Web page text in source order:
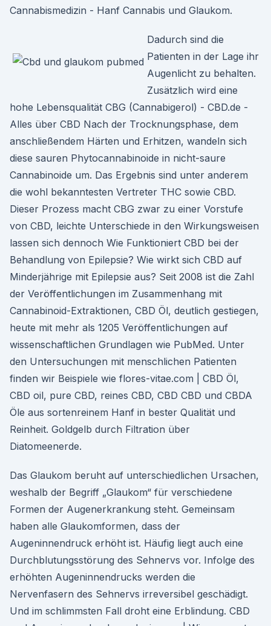
Cannabismedizin - Hanf Cannabis und Glaukom.
Dadurch sind die
Patienten in der Lage ihr
Augenlicht zu behalten.
Zusätzlich wird eine
hohe Lebensqualität CBG (Cannabigerol) - CBD.de -
Alles über CBD Nach der Trocknungsphase, dem
anschließendem Härten und Erhitzen, wandeln sich
diese sauren Phytocannabinoide in nicht-saure
Cannabinoide um. Das Ergebnis sind unter anderem
die wohl bekanntesten Vertreter THC sowie CBD.
Dieser Prozess macht CBG zwar zu einer Vorstufe
von CBD, leichte Unterschiede in den Wirkungsweisen
lassen sich dennoch Wie Funktioniert CBD bei der
Behandlung von Epilepsie? Wie wirkt sich CBD auf
Minderjährige mit Epilepsie aus? Seit 2008 ist die Zahl
der Veröffentlichungen im Zusammenhang mit
Cannabinoid-Extraktionen, CBD Öl, deutlich gestiegen,
heute mit mehr als 1205 Veröffentlichungen auf
wissenschaftlichen Grundlagen wie PubMed. Unter
den Untersuchungen mit menschlichen Patienten
finden wir Beispiele wie flores-vitae.com | CBD Öl,
CBD oil, pure CBD, reines CBD, CBD CBD und CBDA
Öle aus sortenreinem Hanf in bester Qualität und
Reinheit. Goldgelb durch Filtration über
Diatomeenerde.
Das Glaukom beruht auf unterschiedlichen Ursachen,
weshalb der Begriff „Glaukom“ für verschiedene
Formen der Augenerkrankung steht. Gemeinsam
haben alle Glaukomformen, dass der
Augeninnendruck erhöht ist. Häufig liegt auch eine
Durchblutungsstörung des Sehnervs vor. Infolge des
erhöhten Augeninnendrucks werden die
Nervenfasern des Sehnervs irreversibel geschädigt.
Und im schlimmsten Fall droht eine Erblindung. CBD